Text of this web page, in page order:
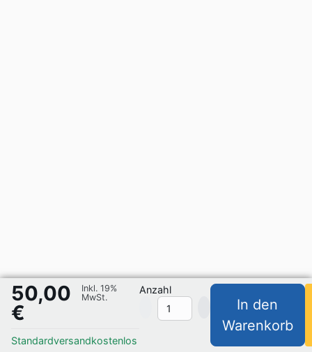
50,00
€
Inkl. 19%
MwSt.
Standardversandkostenlos
Anzahl
In den
Warenkorb